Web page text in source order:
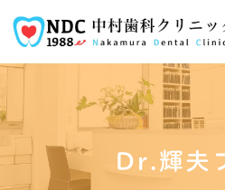
Dr.輝夫